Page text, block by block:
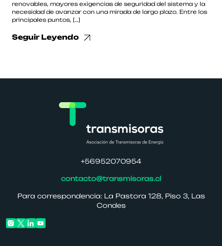
renovables, mayores exigencias de seguridad del sistema y la
necesidad de avanzar con una mirada de largo plazo. Entre los
principales puntos, […]
Seguir Leyendo
+56952070954
contacto@transmisoras.cl
Para correspondencia: La Pastora 128, Piso 3, Las
Condes